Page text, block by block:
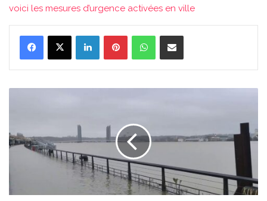
voici les mesures d’urgence activées en ville
LinkedinPinterestWhatsAppPartager par email
:
la
Garonne
les